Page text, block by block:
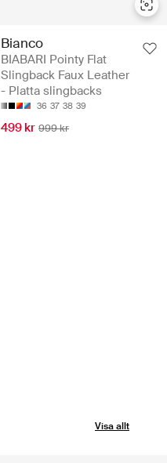
Bianco
BIABARI Pointy Flat
Slingback Faux Leather
- Platta slingbacks
36 37 38 39
499 kr 999 kr
Visa allt